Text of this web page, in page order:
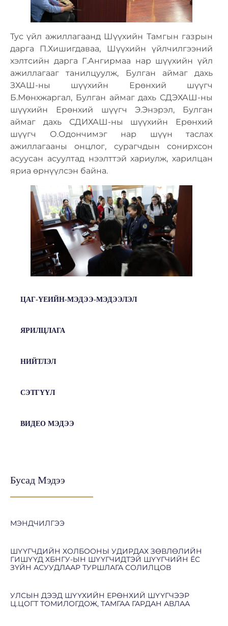
Тус үйл ажиллагаанд Шүүхийн Тамгын газрын
дарга П.Хишигдаваа, Шүүхийн үйлчилгээний
хэлтсийн дарга Г.Ангирмаа нар шүүхийн үйл
ажиллагааг танилцуулж, Булган аймаг дахь
ЗХАШ-ны шүүхийн Ерөнхий шүүгч
Б.Мөнхжаргал, Булган аймаг дахь СДЭХАШ-ны
шүүхийн Ерөнхий шүүгч Э.Энэрэл, Булган
аймаг дахь СДИХАШ-ны шүүхийн Ерөнхий
шүүгч О.Одончимэг нар шүүн таслах
ажиллагааны онцлог, сурагчдын сонирхсон
асуусан асуултад нээлттэй хариулж, харилцан
яриа өрнүүлсэн байна.
ЦАГ-ҮЕИЙН-МЭДЭЭ-МЭДЭЭЛЭЛ
ЯРИЛЦЛАГА
НИЙТЛЭЛ
СЭТГҮҮЛ
ВИДЕО МЭДЭЭ
Бусад Мэдээ
МЭНДЧИЛГЭЭ
ШҮҮГЧДИЙН ХОЛБООНЫ УДИРДАХ ЗӨВЛӨЛИЙН
ГИШҮҮД ХБНГУ-ЫН ШҮҮГЧИДТЭЙ ШҮҮГЧИЙН ЁС
ЗҮЙН АСУУДЛААР ТУРШЛАГА СОЛИЛЦОВ
УЛСЫН ДЭЭД ШҮҮХИЙН ЕРӨНХИЙ ШҮҮГЧЭЭР
Ц.ЦОГТ ТОМИЛОГДОЖ, ТАМГАА ГАРДАН АВЛАА